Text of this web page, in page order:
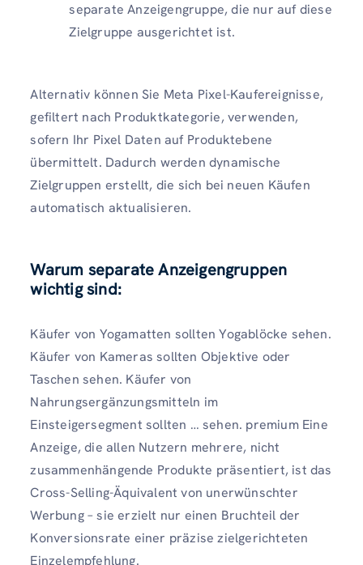
separate Anzeigengruppe, die nur auf diese
Zielgruppe ausgerichtet ist.
Alternativ können Sie Meta Pixel-Kaufereignisse,
gefiltert nach Produktkategorie, verwenden,
sofern Ihr Pixel Daten auf Produktebene
übermittelt. Dadurch werden dynamische
Zielgruppen erstellt, die sich bei neuen Käufen
automatisch aktualisieren.
Warum separate Anzeigengruppen
wichtig sind:
Käufer von Yogamatten sollten Yogablöcke sehen.
Käufer von Kameras sollten Objektive oder
Taschen sehen. Käufer von
Nahrungsergänzungsmitteln im
Einsteigersegment sollten … sehen. premium Eine
Anzeige, die allen Nutzern mehrere, nicht
zusammenhängende Produkte präsentiert, ist das
Cross-Selling-Äquivalent von unerwünschter
Werbung – sie erzielt nur einen Bruchteil der
Konversionsrate einer präzise zielgerichteten
Einzelempfehlung.